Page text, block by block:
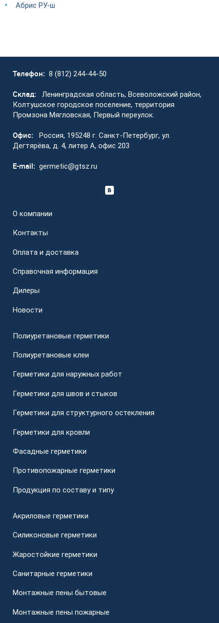
Абрис РУ-ш
Телефон: 8 (812) 244-44-50
Склад:
Ленинградская область, Всеволожский район,
Колтушское городское поселение, территория
Промзона Мягловская, Первый переулок.
Офис:
Россия, 195248 г. Санкт-Петербург, ул.
Дегтярёва, д. 4, литер А, офис 203
E-mail: germetic@gtsz.ru
О компании
Контакты
Оплата и доставка
Справочная информация
Дилеры
Новости
Полиуретановые герметики
Полиуретановые клеи
Герметики для наружных работ
Герметики для швов и стыков
Герметики для структурного остекления
Герметики для кровли
Фасадные герметики
Противопожарные герметики
Продукция по составу и типу
Акриловые герметики
Силиконовые герметики
Жаростойкие герметики
Санитарные герметики
Монтажные пены бытовые
Монтажные пены пожарные